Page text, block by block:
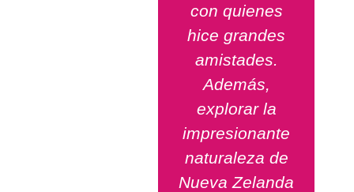
con quienes
hice grandes
amistades.
Además,
explorar la
impresionante
naturaleza de
Nueva Zelanda